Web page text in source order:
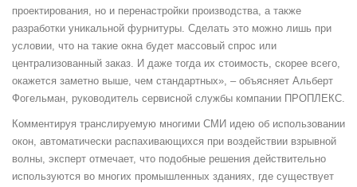
проектирования, но и перенастройки производства, а также
разработки уникальной фурнитуры. Сделать это можно лишь при
условии, что на такие окна будет массовый спрос или
централизованный заказ. И даже тогда их стоимость, скорее всего,
окажется заметно выше, чем стандартных», – объясняет Альберт
Фогельман, руководитель сервисной службы компании ПРОПЛЕКС.
Комментируя транслируемую многими СМИ идею об использовании
окон, автоматически распахивающихся при воздействии взрывной
волны, эксперт отмечает, что подобные решения действительно
используются во многих промышленных зданиях, где существует